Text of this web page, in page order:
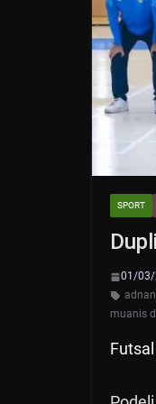
SPORT
01/
muanis